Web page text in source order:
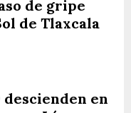
de gripe
de Tlaxcala
en